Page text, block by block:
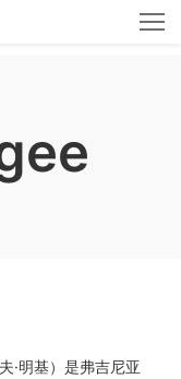
夫·明基）是弗吉尼亚